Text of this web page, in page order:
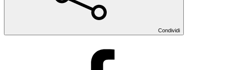
Condividi